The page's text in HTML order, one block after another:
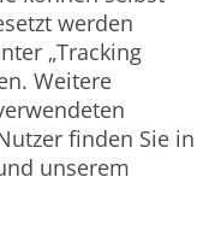
werden
„Tracking
Weitere
finden Sie in
unserem